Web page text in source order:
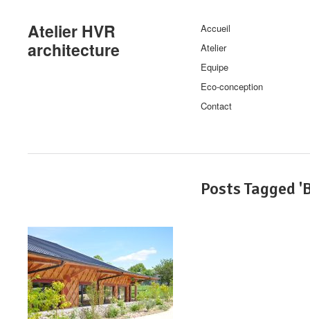
Atelier HVR
architecture
Accueil
Atelier
Equipe
Eco-conception
Contact
Posts Tagged '